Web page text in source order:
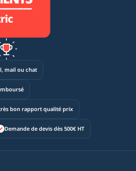
mail ou chat
bon rapport qualité prix
Demande de devis dès 500€ HT